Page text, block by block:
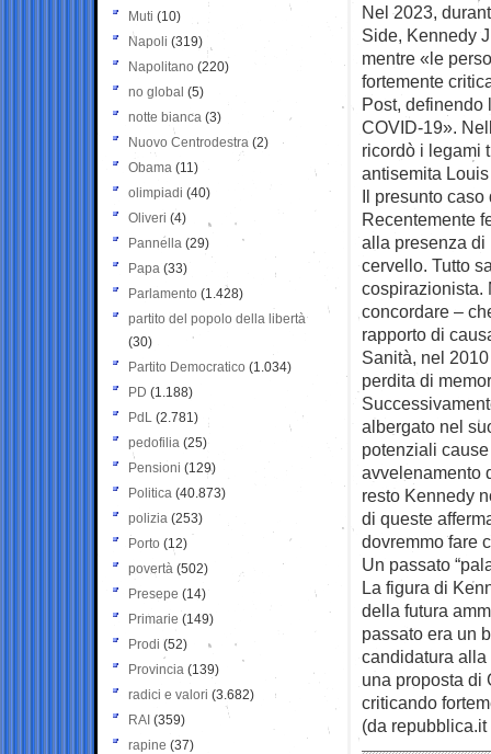
Nel 2023,
Side, Kennedy
mentre «le
fortemente
Post, definendo
COVID-19».
ricordò i legami
antisemita
Il presunto
Recentemente
alla presenza di
cervello. Tutto
cospirazionista.
concordare –
rapporto di
Sanità, nel
perdita di
albergato nel
potenziali
avvelenamento
resto Kennedy
di queste
dovremmo fare
Un passato
La figura di
della futura
passato era un
candidatura
una proposta di
criticando
(da repubblica.it
Muti (10)
Napoli (319)
Napolitano (220)
no global (5)
notte bianca (3)
Nuovo Centrodestra (2)
Obama (11)
olimpiadi (40)
Oliveri (4)
Pannella (29)
Papa (33)
Parlamento (1.428)
partito del popolo della libertà
(30)
Partito Democratico (1.034)
PD (1.188)
PdL (2.781)
pedofilia (25)
Pensioni (129)
Politica (40.873)
polizia (253)
Porto (12)
povertà (502)
Presepe (14)
Primarie (149)
Prodi (52)
Provincia (139)
radici e valori (3.682)
RAI (359)
rapine (37)